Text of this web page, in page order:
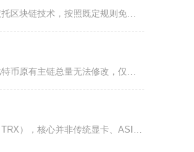
币圈空投是加密项目方依托区块链技术，按照既定规则免费向符合条件的用户钱包发放原生代币或衍生
结论明确：现实场景里比特币原有主链总量无法修改，仅理论代码层面存在参数改动空间，但改动无法
想挖到成本价的波场币（TRX），核心并非传统显卡、ASIC矿机的算力挖矿，而是通过波场网络